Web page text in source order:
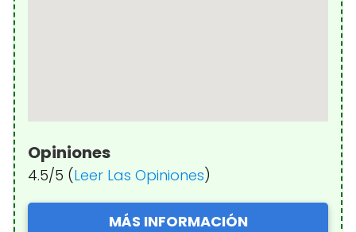
Opiniones
4.5/5 (Leer Las Opiniones)
MÁS INFORMACIÓN